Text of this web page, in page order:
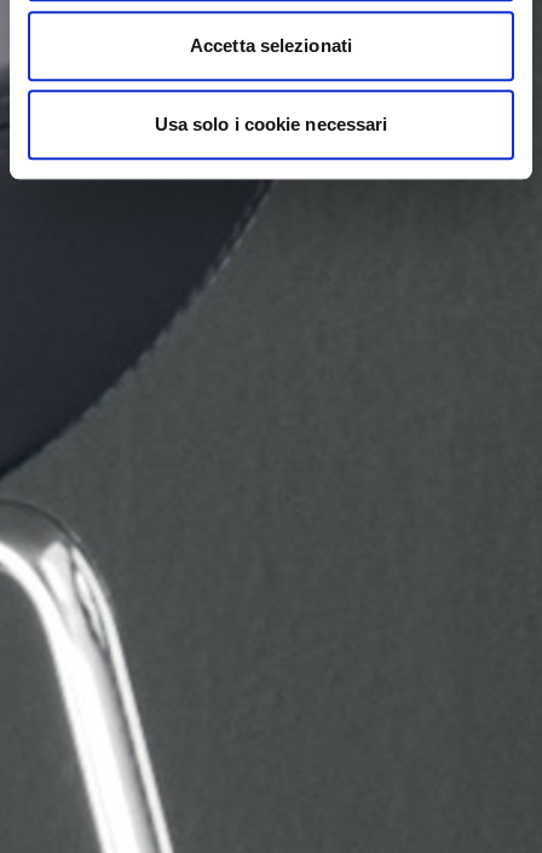
Accetta selezionati
Usa solo i cookie necessari